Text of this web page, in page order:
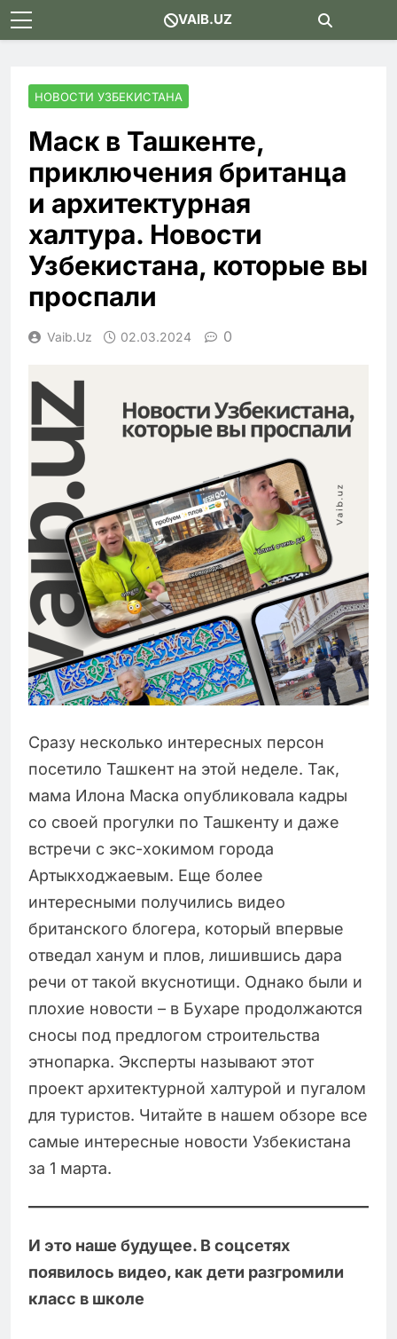
Skip
to
VAIB.UZ
НОВОСТИ УЗБЕКИСТАНА
Маск в Ташкенте,
приключения британца
и архитектурная
халтура. Новости
Узбекистана, которые вы
проспали
Vaib.uz 02.03.2024 0
Сразу несколько интересных персон
посетило Ташкент на этой неделе. Так,
мама Илона Маска опубликовала кадры
со своей прогулки по Ташкенту и даже
встречи с экс-хокимом города
Артыкходжаевым. Еще более
интересными получились видео
британского блогера, который впервые
отведал ханум и плов, лишившись дара
речи от такой вкуснотищи. Однако были и
плохие новости – в Бухаре продолжаются
сносы под предлогом строительства
этнопарка. Эксперты называют этот
проект архитектурной халтурой и пугалом
для туристов. Читайте в нашем обзоре все
самые интересные новости Узбекистана
за 1 марта.
И это наше будущее. В соцсетях
появилось видео, как дети разгромили
класс в школе